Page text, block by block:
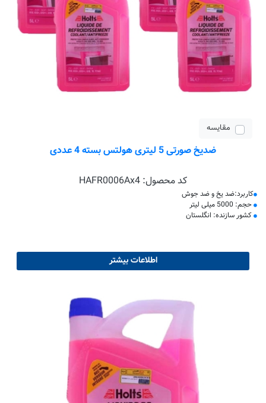
مقایسه
ضدیخ صورتی 5 لیتری هولتس بسته 4 عددی
کد محصول: HAFR0006Ax4
کاربرد:ضد یخ و ضد جوش
حجم: 5000 میلی لیتر
کشور سازنده: انگلستان
اطلاعات بیشتر